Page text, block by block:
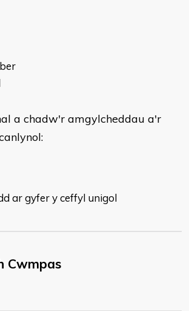
a chadw'r amgylcheddau a'r
ar gyfer y ceffyl unigol
Cwmpas